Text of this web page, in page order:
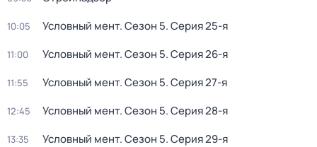
10:05 Условный мент. Сезон 5. Серия 25-я
11:00 Условный мент. Сезон 5. Серия 26-я
11:55 Условный мент. Сезон 5. Серия 27-я
12:45 Условный мент. Сезон 5. Серия 28-я
13:35 Условный мент. Сезон 5. Серия 29-я